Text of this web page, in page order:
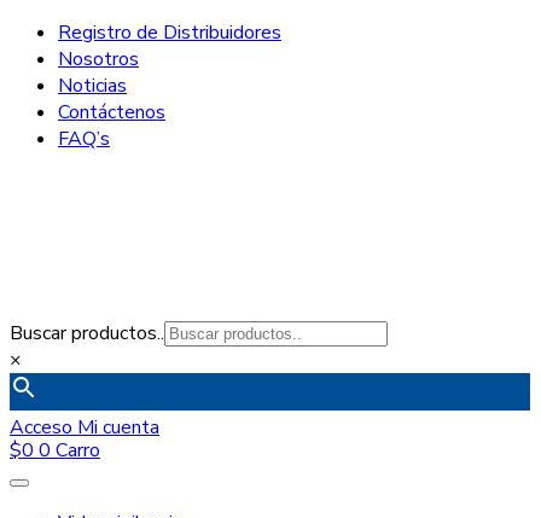
Registro de Distribuidores
Nosotros
Noticias
Contáctenos
FAQ’s
Buscar productos..
×
Acceso Mi cuenta
$0 0 Carro